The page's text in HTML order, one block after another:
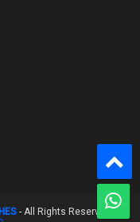
- All Rights Reserved.